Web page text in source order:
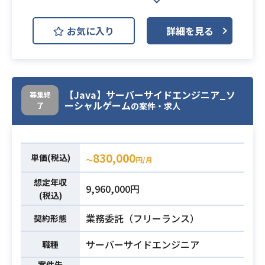
業務内容
・弊社Webサービス／アプリのPC／
スマホサイトの開発
・Webサービス／アプリの全般の設
計から実装
必須スキル
・エンジニアとしての経験5年以上
・フロントエンドエンジニア経験
・Javascriptの開発経験
お気に入り 詳細を見る
募集終
了
【Java】サーバーサイドエンジニア_ソ
ーシャルゲームの案件・求人
単価(税込) 〜830,000円/月
想定年収
(税込)
9,960,000円
契約形態 業務委託（フリーランス）
職種 サーバーサイドエンジニア